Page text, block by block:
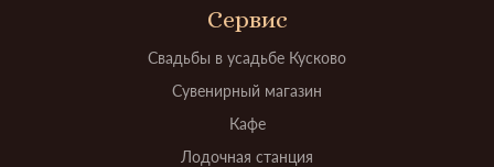
Сервис
Свадьбы в усадьбе Кусково
Сувенирный магазин
Кафе
Лодочная станция